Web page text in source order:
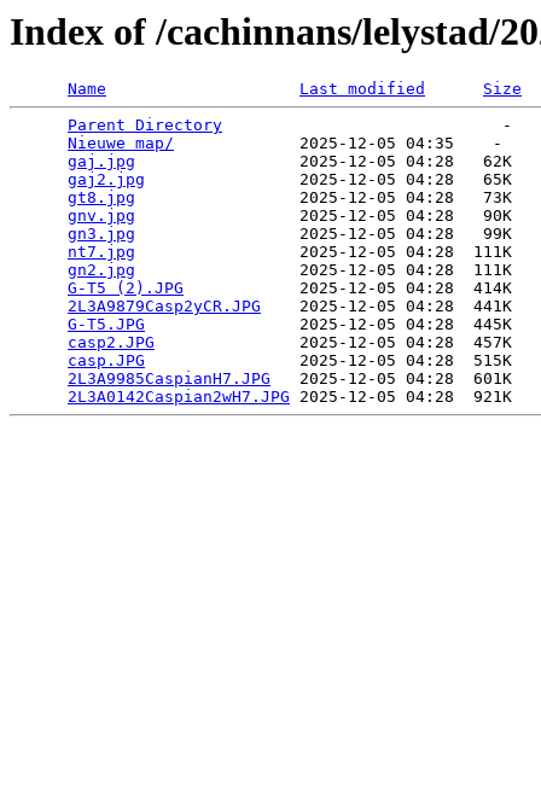
Index of /cachinnans/lelystad/
Name Last modified
Size
Parent Directory
                             -
Nieuwe map/
             2025-12-05 04:35    -
gaj.jpg
                 2025-12-05 04:28   62K
gaj2.jpg
                2025-12-05 04:28   65K
gt8.jpg
                 2025-12-05 04:28   73K
gnv.jpg
                 2025-12-05 04:28   90K
gn3.jpg
                 2025-12-05 04:28   99K
nt7.jpg
                 2025-12-05 04:28  111K
gn2.jpg
                 2025-12-05 04:28  111K
G-T5 (2).JPG
            2025-12-05 04:28  414K
2L3A9879Casp2yCR.JPG
    2025-12-05 04:28  441K
G-T5.JPG
                2025-12-05 04:28  445K
casp2.JPG
               2025-12-05 04:28  457K
casp.JPG
                2025-12-05 04:28  515K
2L3A9985CaspianH7.JPG
   2025-12-05 04:28  601K
2L3A0142Caspian2wH7.JPG